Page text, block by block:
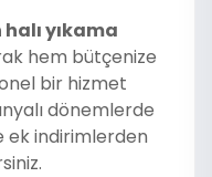
yıkama
hem bütçenize
bir hizmet
dönemlerde
ek indirimlerden